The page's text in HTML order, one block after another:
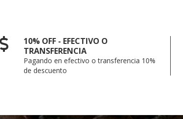
10% OFF - EFECTIVO O
TRANSFERENCIA
Pagando en efectivo o transferencia 10%
de descuento